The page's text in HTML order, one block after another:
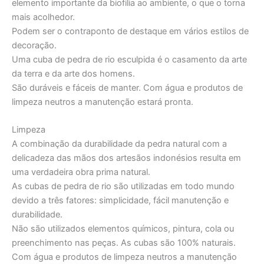
elemento importante da biofilia ao ambiente, o que o torna
mais acolhedor.
Podem ser o contraponto de destaque em vários estilos de
decoração.
Uma cuba de pedra de rio esculpida é o casamento da arte
da terra e da arte dos homens.
São duráveis e fáceis de manter. Com água e produtos de
limpeza neutros a manutenção estará pronta.
Limpeza
A combinação da durabilidade da pedra natural com a
delicadeza das mãos dos artesãos indonésios resulta em
uma verdadeira obra prima natural.
As cubas de pedra de rio são utilizadas em todo mundo
devido a três fatores: simplicidade, fácil manutenção e
durabilidade.
Não são utilizados elementos químicos, pintura, cola ou
preenchimento nas peças. As cubas são 100% naturais.
Com água e produtos de limpeza neutros a manutenção